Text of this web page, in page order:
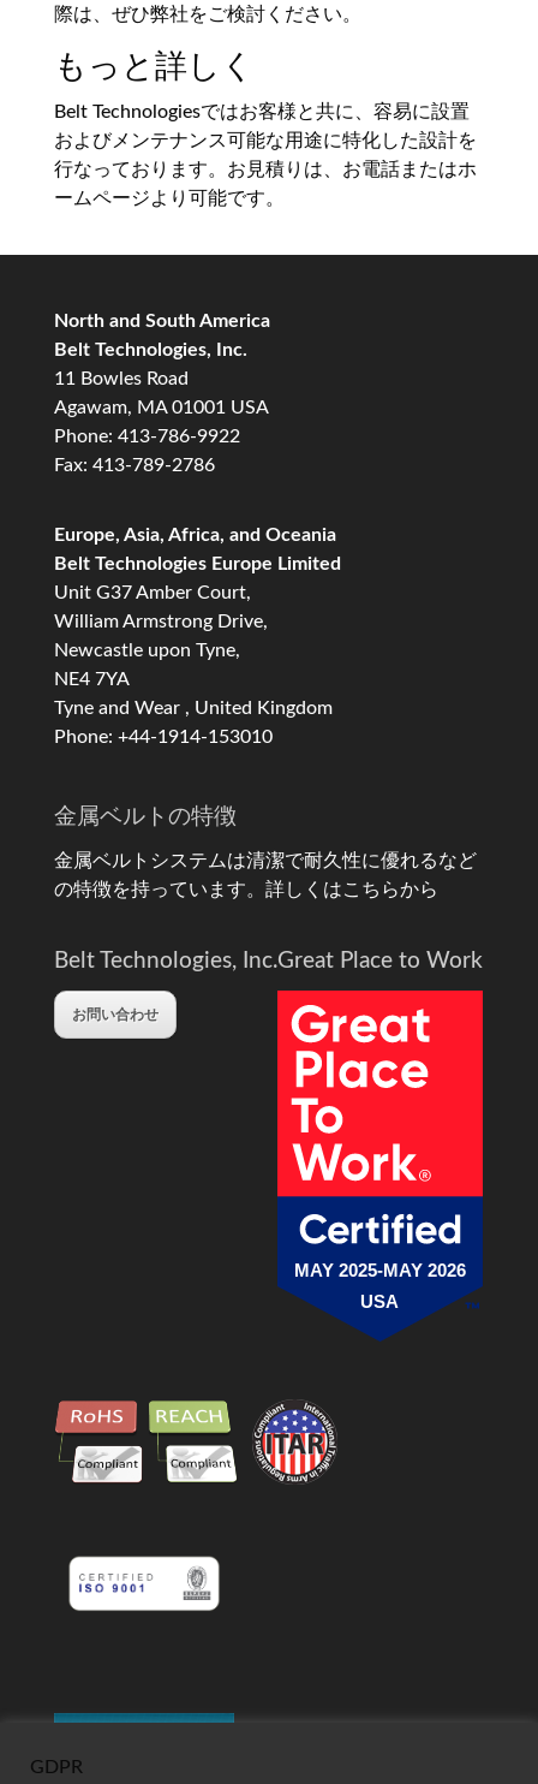
際は、ぜひ弊社をご検討ください。
もっと詳しく
Belt Technologiesではお客様と共に、容易に設置
およびメンテナンス可能な用途に特化した設計を
行なっております。お見積りは、お電話またはホ
ームページより可能です。
North and South America
Belt Technologies, Inc.
11 Bowles Road
Agawam, MA 01001 USA
Phone: 413-786-9922
Fax: 413-789-2786
Europe, Asia, Africa, and Oceania
Belt Technologies Europe Limited
Unit G37 Amber Court,
William Armstrong Drive,
Newcastle upon Tyne,
NE4 7YA
Tyne and Wear , United Kingdom
Phone: +44-1914-153010
金属ベルトの特徴
金属ベルトシステムは清潔で耐久性に優れるなど
の特徴を持っています。 詳しくはこちらから
Belt Technologies, Inc.
お問い合わせ
Great Place to Work
MAY 2025-MAY 2026
USA
GDPR